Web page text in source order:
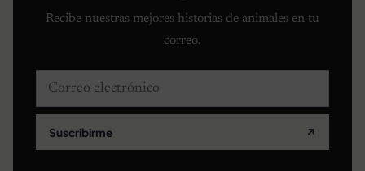
Recibe nuestras mejores historias de animales en tu
correo.
Correo electrónico
Suscribirme ↗